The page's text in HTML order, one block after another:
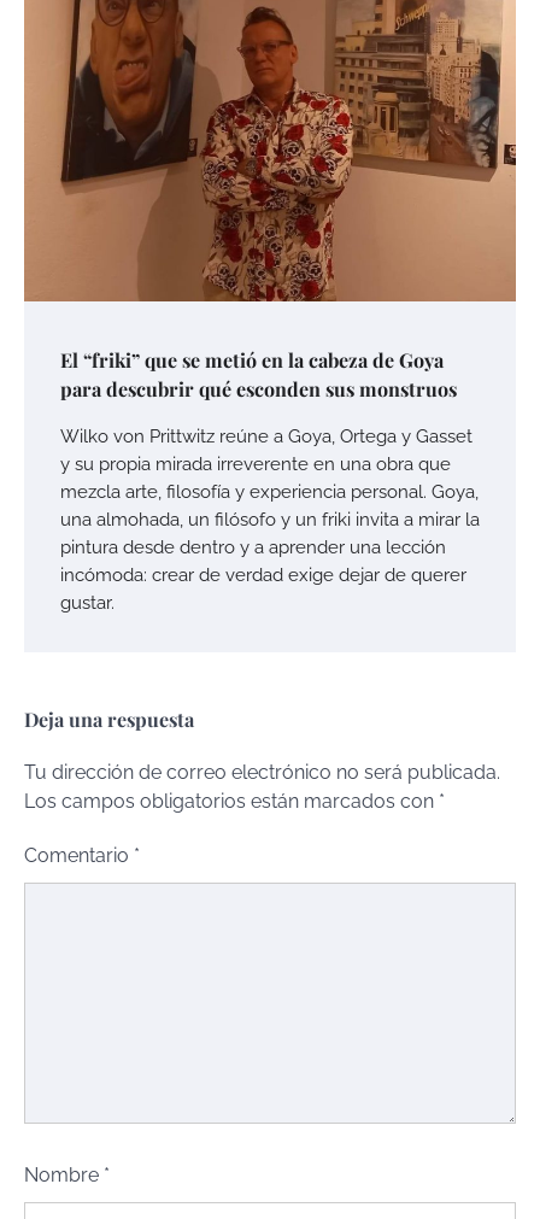
El “friki” que se metió en la cabeza de Goya
para descubrir qué esconden sus monstruos
Wilko von Prittwitz reúne a Goya, Ortega y Gasset
y su propia mirada irreverente en una obra que
mezcla arte, filosofía y experiencia personal. Goya,
una almohada, un filósofo y un friki invita a mirar la
pintura desde dentro y a aprender una lección
incómoda: crear de verdad exige dejar de querer
gustar.
Deja una respuesta
Tu dirección de correo electrónico no será publicada.
Los campos obligatorios están marcados con *
Comentario *
Nombre *